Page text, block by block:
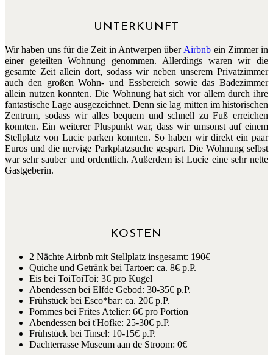
UNTERKUNFT
Wir haben uns für die Zeit in Antwerpen über Airbnb ein Zimmer in
einer geteilten Wohnung genommen. Allerdings waren wir die
gesamte Zeit allein dort, sodass wir neben unserem Privatzimmer
auch den großen Wohn- und Essbereich sowie das Badezimmer
allein nutzen konnten. Die Wohnung hat sich vor allem durch ihre
fantastische Lage ausgezeichnet. Denn sie lag mitten im historischen
Zentrum, sodass wir alles bequem und schnell zu Fuß erreichen
konnten. Ein weiterer Pluspunkt war, dass wir umsonst auf einem
Stellplatz von Lucie parken konnten. So haben wir direkt ein paar
Euros und die nervige Parkplatzsuche gespart. Die Wohnung selbst
war sehr sauber und ordentlich. Außerdem ist Lucie eine sehr nette
Gastgeberin.
KOSTEN
2 Nächte Airbnb mit Stellplatz insgesamt: 190€
Quiche und Getränk bei Tartoer: ca. 8€ p.P.
Eis bei ToiToiToi: 3€ pro Kugel
Abendessen bei Elfde Gebod: 30-35€ p.P.
Frühstück bei Esco*bar: ca. 20€ p.P.
Pommes bei Frites Atelier: 6€ pro Portion
Abendessen bei t'Hofke: 25-30€ p.P.
Frühstück bei Tinsel: 10-15€ p.P.
Dachterrasse Museum aan de Stroom: 0€